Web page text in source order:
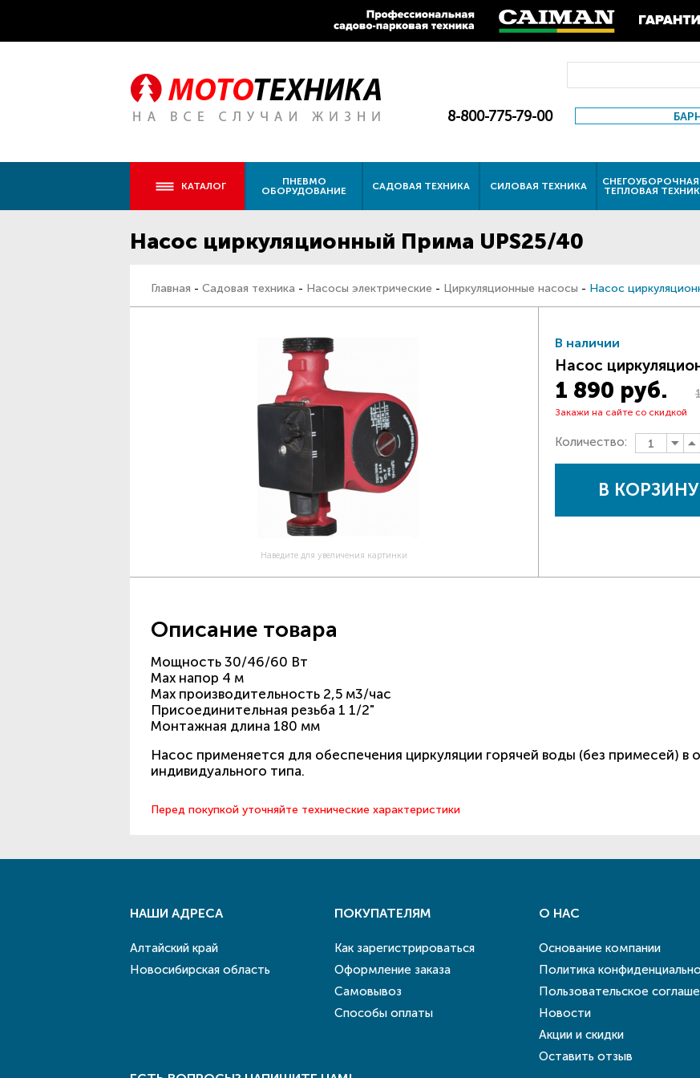
8-800-775-79-00
КАТАЛОГ
ПНЕВМО
ОБОРУДОВАНИЕ
САДОВАЯ ТЕХНИКА СИЛОВАЯ ТЕХНИКА
СНЕГОУБОРОЧНАЯ
ТЕПЛОВАЯ
Насос циркуляционный Прима UPS25/40
Главная - Садовая техника - Насосы электрические - Циркуляционные насосы - Насос
Наведите для увеличения картинки
В наличии
Насос
1 890 руб.
Закажи на сайте со скидкой
Количество:
В КОРЗИНУ
Описание товара
Мощность 30/46/60 Вт
Max напор 4 м
Max производительность 2,5 м3/час
Присоединительная резьба 1 1/2"
Монтажная длина 180 мм
Насос применяется для обеспечения циркуляции горячей воды (без примесей) в
индивидуального типа.
Перед покупкой уточняйте технические характеристики
НАШИ АДРЕСА
Алтайский край
Новосибирская область
ПОКУПАТЕЛЯМ
Как зарегистрироваться
Оформление заказа
Самовывоз
Способы оплаты
О НАС
Основание компании
Политика
Пользовательское
Новости
Акции и скидки
Оставить отзыв